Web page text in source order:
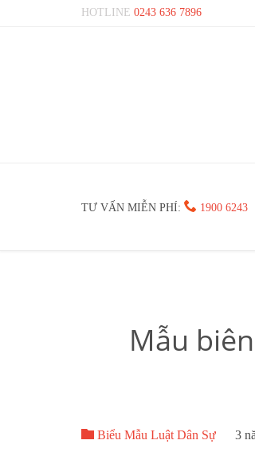
HOTLINE 0243 636 7896
TƯ VẤN MIỄN PHÍ:  1900 6243
Mẫu
 Biểu Mẫu Luật Dân Sự 3